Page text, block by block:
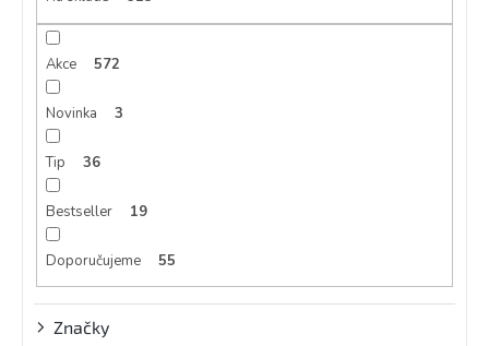
Akce 572
Novinka 3
Tip 36
Bestseller 19
Doporučujeme 55
Značky